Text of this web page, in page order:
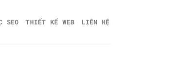
SEO THIẾT KẾ WEB LIÊN HỆ